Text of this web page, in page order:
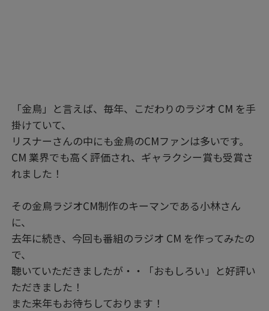
「金鳥」と言えば、毎年、こだわりのラジオ CM を手
掛けていて、
リスナーさんの中にも金鳥のCMファンは多いです。
CM 業界でも高く評価され、ギャラクシー賞も受賞さ
れました！
その金鳥ラジオCM制作のキーマンである小林さん
に、
去年に続き、今回も番組のラジオ CM を作ってみたの
で、
聴いていただきましたが・・「おもしろい」と好評い
ただきました！
また来年もお待ちしております！